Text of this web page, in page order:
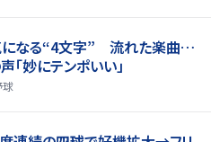
になる“4文字” 流れた楽曲…
妙にテンポいい」
球